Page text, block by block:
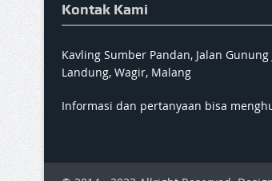
Kontak Kami
Kavling Sumber Pandan, Jalan
Landung, Wagir, Malang
Informasi dan pertanyaan bisa